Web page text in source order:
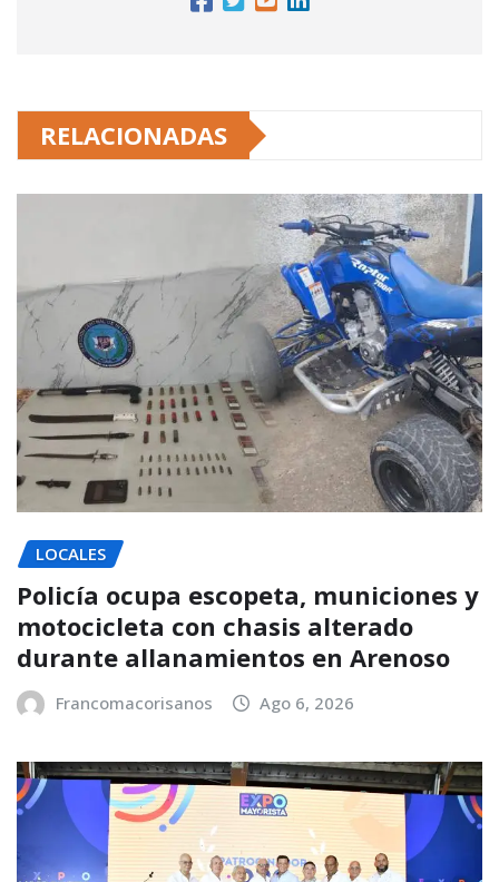
RELACIONADAS
LOCALES
Policía ocupa escopeta, municiones y
motocicleta con chasis alterado
durante allanamientos en Arenoso
Francomacorisanos Ago 6, 2026